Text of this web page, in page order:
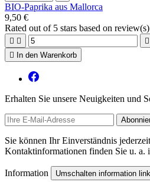
BIO-Paprika aus Mallorca
9,50 €
Rated out of 5 stars based on review(s)
  
 In den Warenkorb
Erhalten Sie unsere Neuigkeiten und
Sie können Ihr Einverständnis
Kontaktinformationen finden Sie u. a.
Information Umschalten information